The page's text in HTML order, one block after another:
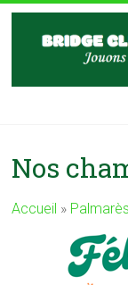
Skip
contentBC9
Club
Nos
Accueil »